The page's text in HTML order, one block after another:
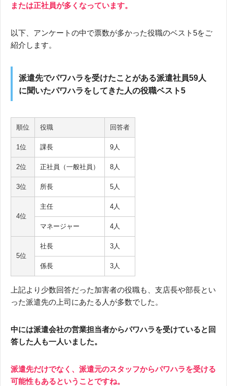
または正社員が多くなっています。
以下、アンケートの中で票数が多かった役職のベスト5をご
紹介します。
派遣先でパワハラを受けたことがある派遣社員59人
に聞いたパワハラをしてきた人の役職ベスト5
順位 役職 回答者
1位 課長 9人
2位 正社員（一般社員） 8人
3位 所長 5人
4位
主任 4人
マネージャー 4人
5位
社長 3人
係長 3人
上記より少数回答だった加害者の役職も、支店長や部長とい
った派遣先の上司にあたる人が多数でした。
中には派遣会社の営業担当者からパワハラを受けていると回
答した人も一人いました。
派遣先だけでなく、派遣元のスタッフからパワハラを受ける
可能性もあるということですね。